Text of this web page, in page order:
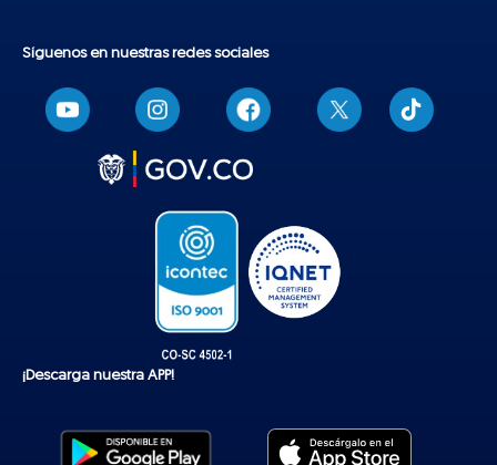
Síguenos en nuestras redes sociales
T
i
k
¡Descarga nuestra APP!